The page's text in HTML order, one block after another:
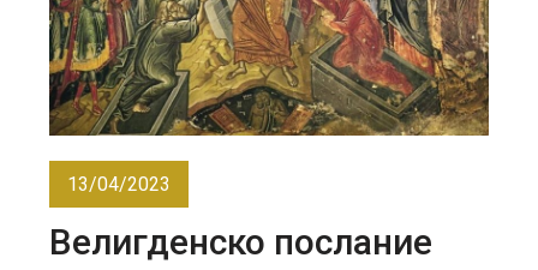
13/04/2023
Велигденско послание